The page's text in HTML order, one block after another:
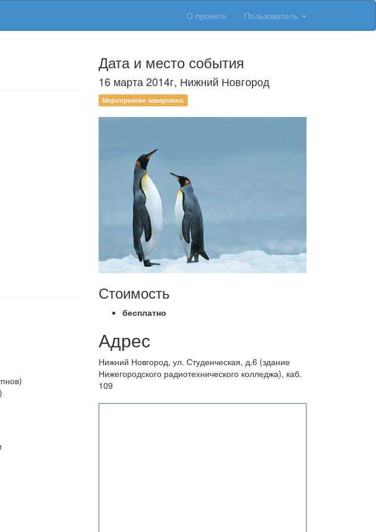
О проекте Пользователь
Дата и место события
16 марта 2014г, Нижний Новгород
Мероприятие завершено
Стоимость
бесплатно
Адрес
Нижний Новгород, ул. Студенческая, д.6 (здание
Нижегородского радиотехнического колледжа), каб.
109